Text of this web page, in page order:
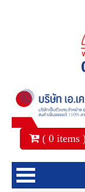
( 0items